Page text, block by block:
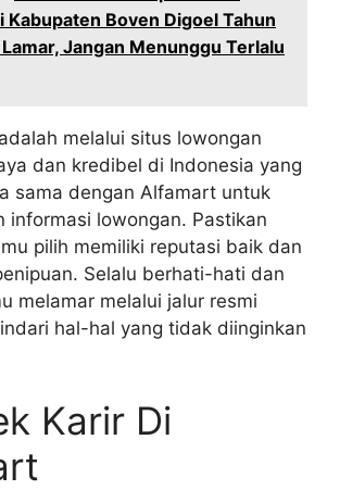
Kabupaten Boven Digoel Tahun
Jangan Menunggu Terlalu
melalui situs lowongan
dan kredibel di Indonesia yang
sama dengan Alfamart untuk
informasi lowongan. Pastikan
pilih memiliki reputasi baik dan
Selalu berhati-hati dan
melamar melalui jalur resmi
hal-hal yang tidak diinginkan
Karir Di